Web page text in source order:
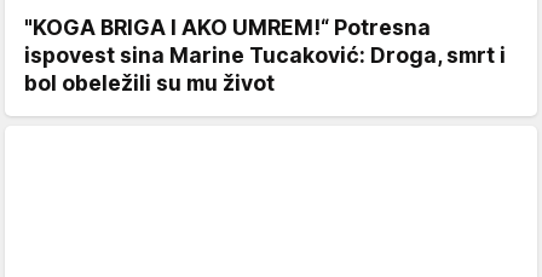
"KOGA BRIGA I AKO UMREM!“ Potresna
ispovest sina Marine Tucaković: Droga, smrt i
bol obeležili su mu život